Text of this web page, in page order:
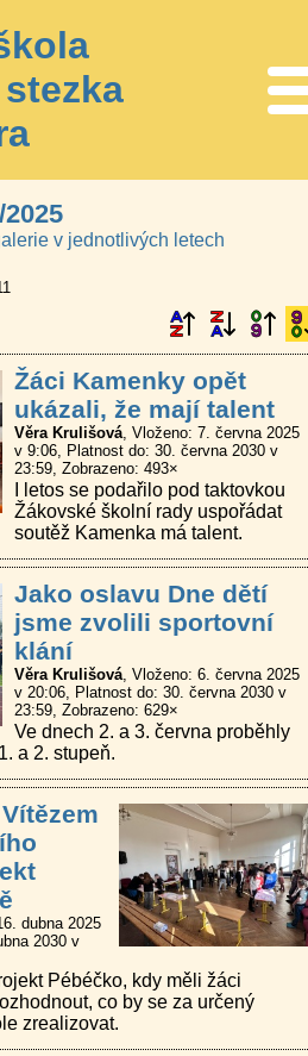
v jednotlivých letech
Žáci Kamenky opět
ukázali, že mají talent
Věra Krulišová Vloženo: 7. června 2025
v 9:06
Platnost do: 30. června 2030 v
23:59 Zobrazeno: 493×
I letos se podařilo pod taktovkou
Žákovské školní rady uspořádat
soutěž Kamenka má talent.
Jako oslavu Dne dětí
jsme zvolili sportovní
klání
Věra Krulišová Vloženo: 6. června 2025
v 20:06
Platnost do: 30. června 2030 v
23:59 Zobrazeno: 629×
Ve dnech 2. a 3. června proběhly
a 2. stupeň.
dubna 2025
2030 v
Pébéčko, kdy měli žáci
co by se za určený
zrealizovat.